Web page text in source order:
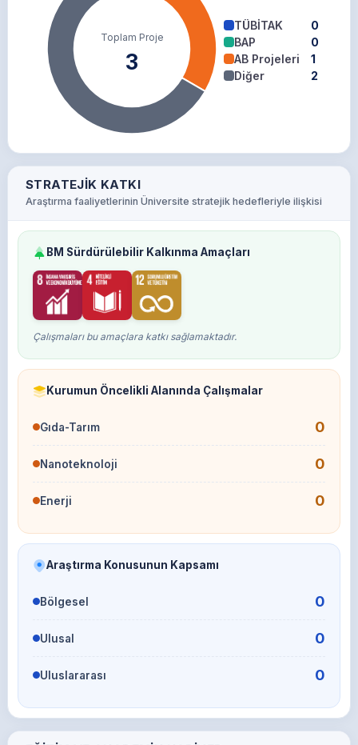
Toplam Proje
3
TÜBİTAK
0
BAP
0
AB Projeleri
1
Diğer
2
STRATEJIK KATKI
Araştırma faaliyetlerinin Üniversite stratejik hedefleriyle ilişkisi
BM Sürdürülebilir Kalkınma Amaçları
Çalışmaları bu amaçlara katkı sağlamaktadır.
Kurumun Öncelikli Alanında Çalışmalar
Gıda-Tarım 0
Nanoteknoloji 0
Enerji 0
Araştırma Konusunun Kapsamı
Bölgesel 0
Ulusal 0
Uluslararası 0